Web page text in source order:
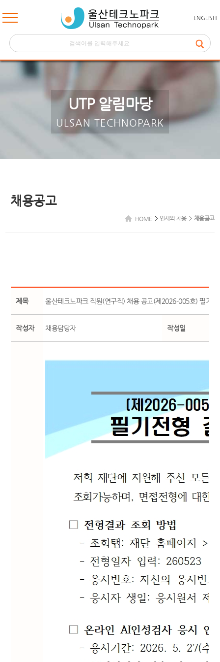
ENGLISH
UTP 알림마당
ULSAN TECHNOPARK
채용공고
HOME 인재와 채용 채용공고
제목 울산테크노파크 직원(연구직) 채용 공고(제2026-005호) 필기
작성자 채용담당자 작성일